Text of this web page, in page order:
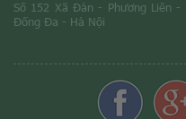
Số 152 Xã Đàn - Phương Liên -
Đống Đa - Hà Nội